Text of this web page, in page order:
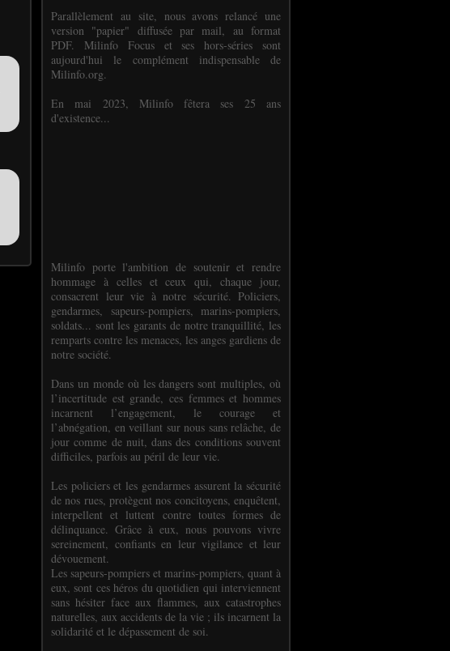
Parallèlement au site, nous avons relancé une
version "papier" diffusée par mail, au format
PDF. Milinfo Focus et ses hors-séries sont
aujourd'hui le complément indispensable de
Milinfo.org.
En mai 2023, Milinfo fêtera ses 25 ans
d'existence...
Milinfo porte l'ambition de soutenir et rendre
hommage à celles et ceux qui, chaque jour,
consacrent leur vie à notre sécurité. Policiers,
gendarmes, sapeurs-pompiers, marins-pompiers,
soldats... sont les garants de notre tranquillité, les
remparts contre les menaces, les anges gardiens de
notre société.
Dans un monde où les dangers sont multiples, où
l’incertitude est grande, ces femmes et hommes
incarnent l’engagement, le courage et
l’abnégation, en veillant sur nous sans relâche, de
jour comme de nuit, dans des conditions souvent
difficiles, parfois au péril de leur vie.
Les policiers et les gendarmes assurent la sécurité
de nos rues, protègent nos concitoyens, enquêtent,
interpellent et luttent contre toutes formes de
délinquance. Grâce à eux, nous pouvons vivre
sereinement, confiants en leur vigilance et leur
dévouement.
Les sapeurs-pompiers et marins-pompiers, quant à
eux, sont ces héros du quotidien qui interviennent
sans hésiter face aux flammes, aux catastrophes
naturelles, aux accidents de la vie ; ils incarnent la
solidarité et le dépassement de soi.